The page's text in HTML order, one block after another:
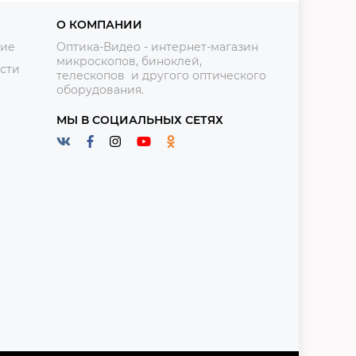
О КОМПАНИИ
Оптика-Видео - интернет-магазин
микроскопов, биноклей,
телескопов и другого оптического
оборудования.
МЫ В СОЦИАЛЬНЫХ СЕТЯХ